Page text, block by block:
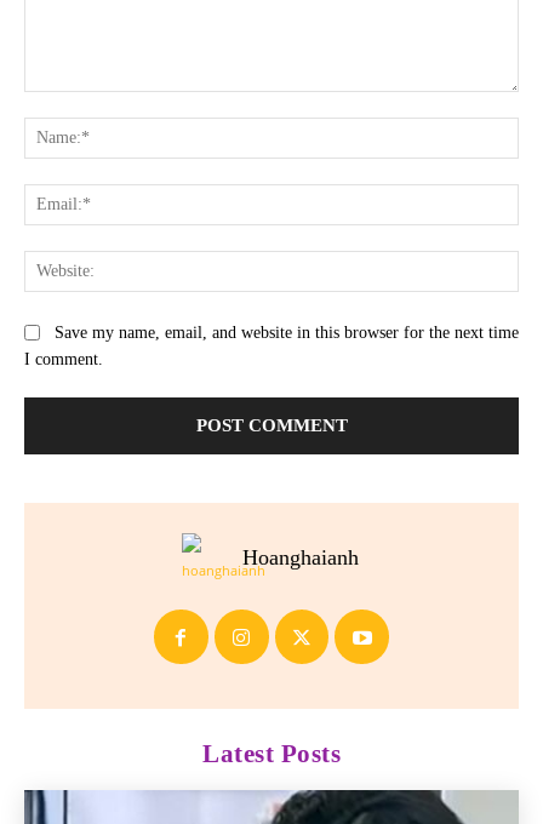
Save my name, email, and website in this browser for the next time
I comment.
Hoanghaianh
Latest Posts